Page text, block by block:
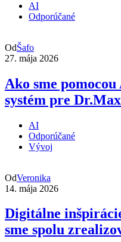
AI
Odporúčané
OdŠafo
27. mája 2026
Ako sme
systém pre
AI
Odporúčané
Vývoj
OdVeronika
14. mája 2026
Digitálne
sme spolu